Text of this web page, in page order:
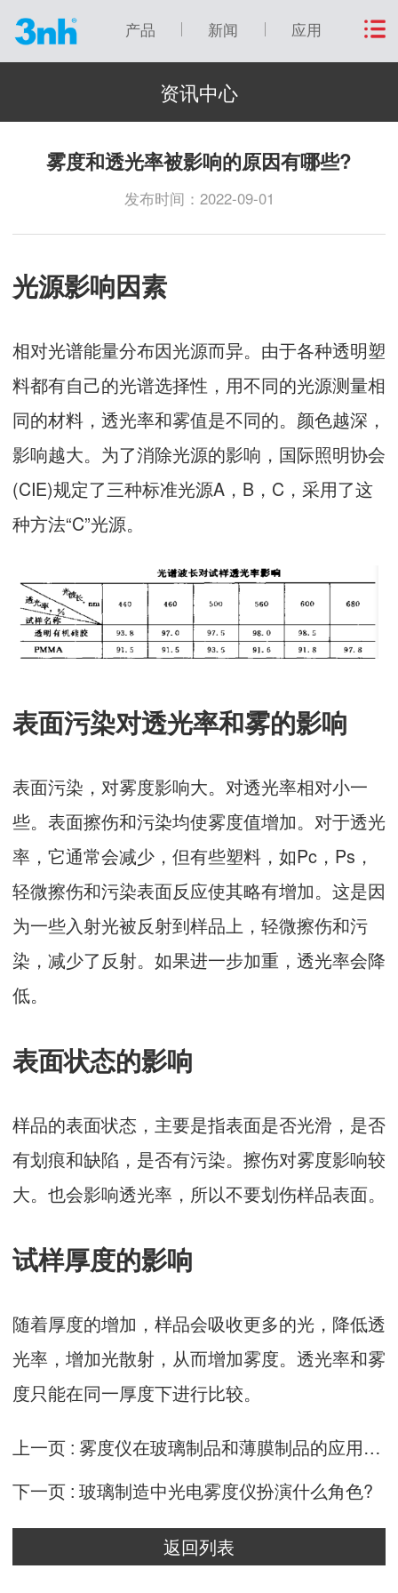
产品 新闻 应用
资讯中心
雾度和透光率被影响的原因有哪些?
发布时间：2022-09-01
光源影响因素
相对光谱能量分布因光源而异。由于各种透明塑
料都有自己的光谱选择性，用不同的光源测量相
同的材料，透光率和雾值是不同的。颜色越深，
影响越大。为了消除光源的影响，国际照明协会
(CIE)规定了三种标准光源A，B，C，采用了这
种方法“C”光源。
表面污染对透光率和雾的影响
表面污染，对雾度影响大。对透光率相对小一
些。表面擦伤和污染均使雾度值增加。对于透光
率，它通常会减少，但有些塑料，如Pc，Ps，
轻微擦伤和污染表面反应使其略有增加。这是因
为一些入射光被反射到样品上，轻微擦伤和污
染，减少了反射。如果进一步加重，透光率会降
低。
表面状态的影响
样品的表面状态，主要是指表面是否光滑，是否
有划痕和缺陷，是否有污染。擦伤对雾度影响较
大。也会影响透光率，所以不要划伤样品表面。
试样厚度的影响
随着厚度的增加，样品会吸收更多的光，降低透
光率，增加光散射，从而增加雾度。透光率和雾
度只能在同一厚度下进行比较。
上一页 : 雾度仪在玻璃制品和薄膜制品的应用是怎么样的?
下一页 : 玻璃制造中光电雾度仪扮演什么角色?
返回列表